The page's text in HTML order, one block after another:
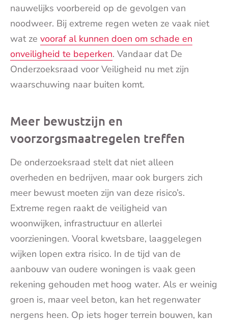
nauwelijks voorbereid op de gevolgen van
noodweer. Bij extreme regen weten ze vaak niet
wat ze vooraf al kunnen doen om schade en
onveiligheid te beperken. Vandaar dat De
Onderzoeksraad voor Veiligheid nu met zijn
waarschuwing naar buiten komt.
Meer bewustzijn en
voorzorgsmaatregelen treffen
De onderzoeksraad stelt dat niet alleen
overheden en bedrijven, maar ook burgers zich
meer bewust moeten zijn van deze risico’s.
Extreme regen raakt de veiligheid van
woonwijken, infrastructuur en allerlei
voorzieningen. Vooral kwetsbare, laaggelegen
wijken lopen extra risico. In de tijd van de
aanbouw van oudere woningen is vaak geen
rekening gehouden met hoog water. Als er weinig
groen is, maar veel beton, kan het regenwater
nergens heen. Op iets hoger terrein bouwen, kan